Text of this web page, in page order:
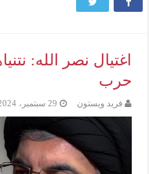
اغتيال نصر الله:
حرب
فريد ويستون 29 سبتمبر، 2024